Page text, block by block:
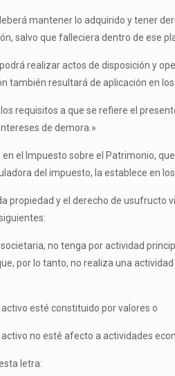
mantener lo adquirido y tener
salvo que falleciera dentro de ese
realizar actos de disposición y
también resultará de aplicación en
requisitos a que se refiere el
de demora.»
en el Impuesto sobre el Patrimonio,
del impuesto, la establece en
propiedad y el derecho de
no tenga por actividad
por lo tanto, no realiza una
esté constituido por valores o
no esté afecto a actividades
letra: